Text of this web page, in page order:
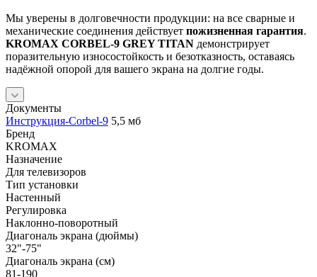
Мы уверены в долговечности продукции: на все сварные и
механические соединения действует пожизненная гарантия.
KROMAX CORBEL-9 GREY TITAN демонстрирует
поразительную износостойкость и безотказность, оставаясь
надёжной опорой для вашего экрана на долгие годы.
Документы
Инструкция-Corbel-9 5,5 мб
Бренд
KROMAX
Назначение
Для телевизоров
Тип установки
Настенный
Регулировка
Наклонно-поворотный
Диагональ экрана (дюймы)
32"-75"
Диагональ экрана (см)
81-190